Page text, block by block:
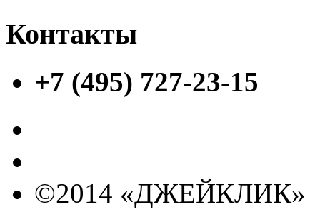
Контакты
+7 (495) 727-23-15
©2014 «ДЖЕЙКЛИК»